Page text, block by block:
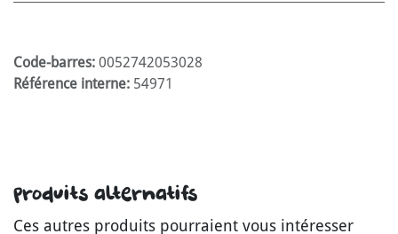
Code-barres: 0052742053028
Référence interne: 54971
Produits alternatifs
Ces autres produits pourraient vous intéresser